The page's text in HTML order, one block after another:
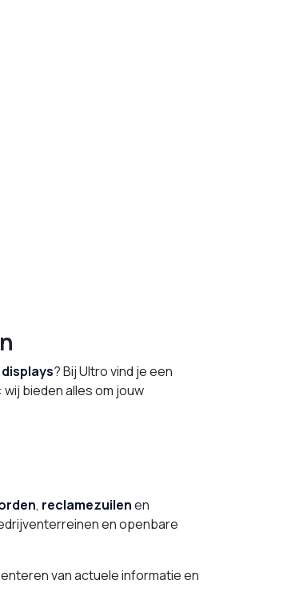
? Bij Ultro vind je een
bieden alles om jouw
, reclamezuilenen
en openbare
van actuele informatie en